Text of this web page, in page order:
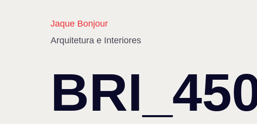
Jaque Bonjour
Arquitetura e Interiores